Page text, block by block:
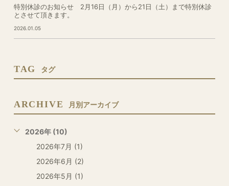
特別休診のお知らせ 2月16日（月）から21日（土）まで特別休診
とさせて頂きます。
2026.01.05
TAG タグ
ARCHIVE 月別アーカイブ
2026年 (10)
2026年7月 (1)
2026年6月 (2)
2026年5月 (1)